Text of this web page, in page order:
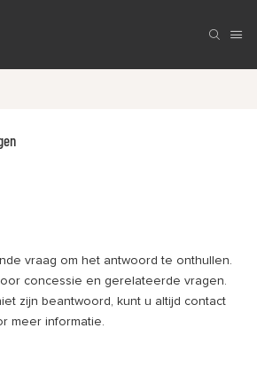
vraag om het antwoord te onthullen.
concessie en gerelateerde vragen.
zijn beantwoord, kunt u altijd contact
meer informatie.